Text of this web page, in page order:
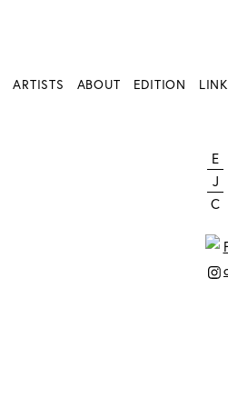
E
J
C
ARTISTS ABOUT EDITION LINK